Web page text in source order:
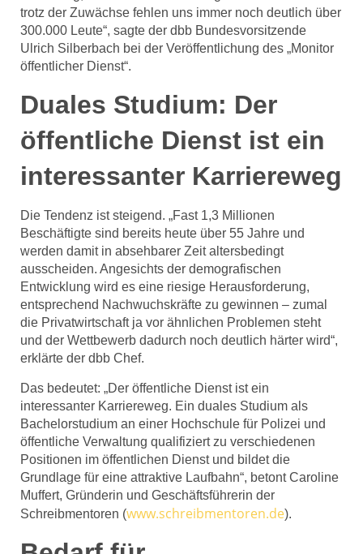
trotz der Zuwächse fehlen uns immer noch deutlich über
300.000 Leute“, sagte der dbb Bundesvorsitzende
Ulrich Silberbach bei der Veröffentlichung des „Monitor
öffentlicher Dienst“.
Duales Studium: Der
öffentliche Dienst ist ein
interessanter Karriereweg
Die Tendenz ist steigend. „Fast 1,3 Millionen
Beschäftigte sind bereits heute über 55 Jahre und
werden damit in absehbarer Zeit altersbedingt
ausscheiden. Angesichts der demografischen
Entwicklung wird es eine riesige Herausforderung,
entsprechend Nachwuchskräfte zu gewinnen – zumal
die Privatwirtschaft ja vor ähnlichen Problemen steht
und der Wettbewerb dadurch noch deutlich härter wird“,
erklärte der dbb Chef.
Das bedeutet: „Der öffentliche Dienst ist ein
interessanter Karriereweg. Ein duales Studium als
Bachelorstudium an einer Hochschule für Polizei und
öffentliche Verwaltung qualifiziert zu verschiedenen
Positionen im öffentlichen Dienst und bildet die
Grundlage für eine attraktive Laufbahn“, betont Caroline
Muffert, Gründerin und Geschäftsführerin der
Schreibmentoren (www.schreibmentoren.de).